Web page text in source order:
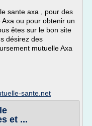
sante axa , pour des
ou pour obtenir un
êtes sur le bon site
désirez des
mutuelle Axa
sante.net
et ...